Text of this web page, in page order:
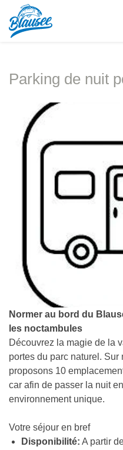
Parking de nuit
Normer au bord du
les noctambules
Découvrez la magie de la
portes du parc naturel.
proposons 10
car afin de passer la nuit
environnement unique.
Votre séjour en bref
Disponibilité: A partir